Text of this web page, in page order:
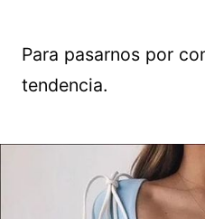
Para pasarnos por
tendencia.